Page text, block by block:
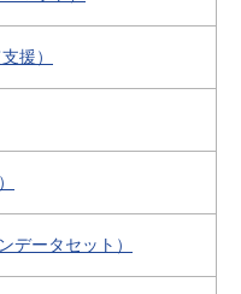
援）
データセット）